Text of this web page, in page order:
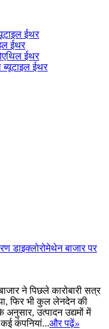
ईथर
ईथर
ईथर
ब्यूटाइल ईथर
डाइक्लोरोमेथेन बाजार पर
ने पिछले कारोबारी सत्र
फिर भी कुल लेनदेन की
अनुसार, उत्पादन उद्यमों में
कंपनियां...और पढ़ें»